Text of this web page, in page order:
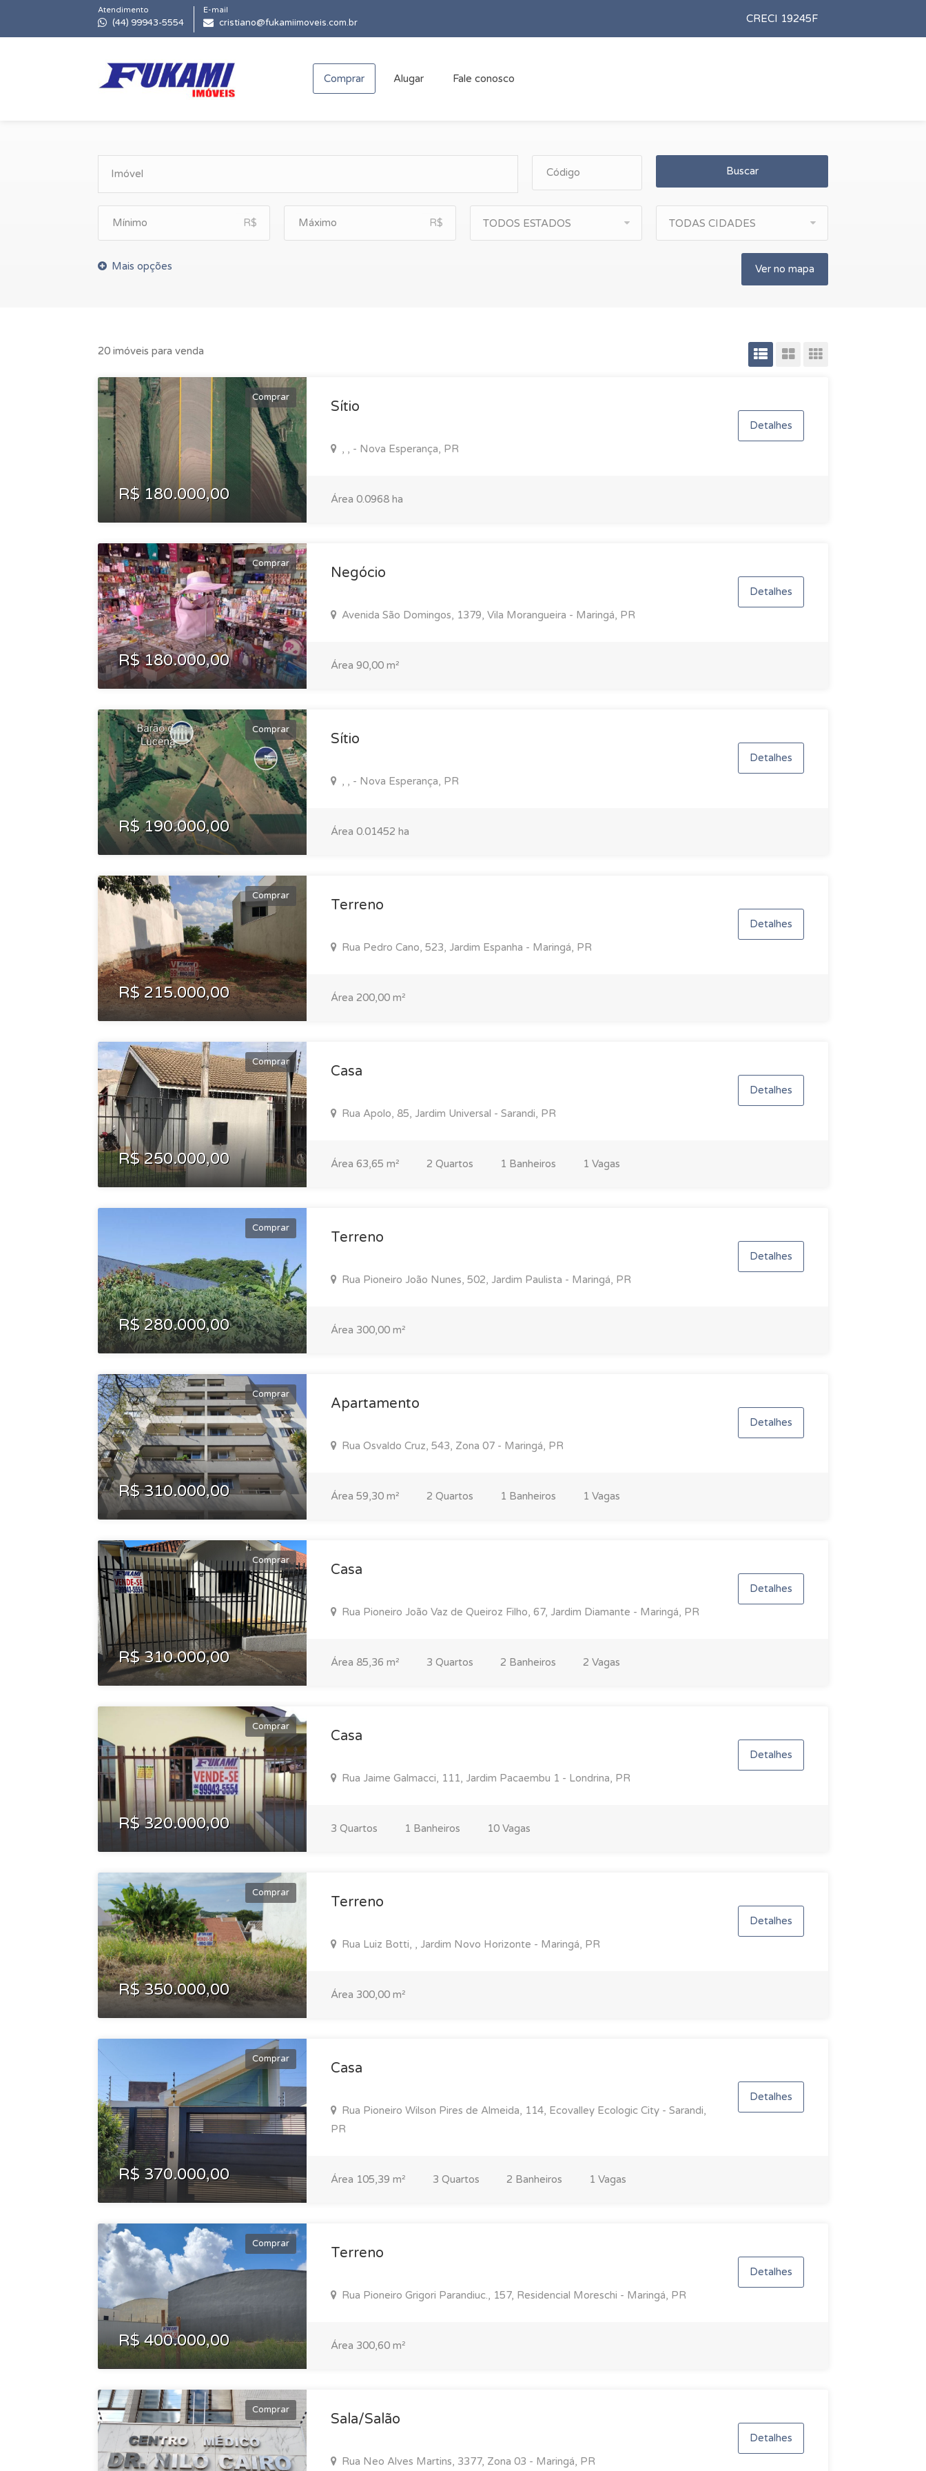
Atendimento
(44) 99943-5554
E-mail
cristiano@fukamiimoveis.com.br CRECI 19245F
Comprar Alugar Fale conosco
Buscar
R$ R$ TODOS ESTADOS TODAS CIDADES
Ver no mapa
20 imóveis para venda
Comprar
R$ 180.000,00
Sítio
, , - Nova Esperança, PR
Detalhes
Área 0.0968 ha
Comprar
R$ 180.000,00
Negócio
Avenida São Domingos, 1379, Vila Morangueira - Maringá, PR
Detalhes
Área 90,00 m²
Comprar
R$ 190.000,00
Sítio
, , - Nova Esperança, PR
Detalhes
Área 0.01452 ha
Comprar
R$ 215.000,00
Terreno
Rua Pedro Cano, 523, Jardim Espanha - Maringá, PR
Detalhes
Área 200,00 m²
Comprar
R$ 250.000,00
Casa
Rua Apolo, 85, Jardim Universal - Sarandi, PR
Detalhes
Área 63,65 m² 2 Quartos 1 Banheiros 1 Vagas
Comprar
R$ 280.000,00
Terreno
Rua Pioneiro João Nunes, 502, Jardim Paulista - Maringá, PR
Detalhes
Área 300,00 m²
Comprar
R$ 310.000,00
Apartamento
Rua Osvaldo Cruz, 543, Zona 07 - Maringá, PR
Detalhes
Área 59,30 m² 2 Quartos 1 Banheiros 1 Vagas
Comprar
R$ 310.000,00
Casa
Rua Pioneiro João Vaz de Queiroz Filho, 67, Jardim Diamante - Maringá, PR
Detalhes
Área 85,36 m² 3 Quartos 2 Banheiros 2 Vagas
Comprar
R$ 320.000,00
Casa
Rua Jaime Galmacci, 111, Jardim Pacaembu 1 - Londrina, PR
Detalhes
3 Quartos 1 Banheiros 10 Vagas
Comprar
R$ 350.000,00
Terreno
Rua Luiz Botti, , Jardim Novo Horizonte - Maringá, PR
Detalhes
Área 300,00 m²
Comprar
R$ 370.000,00
Casa
Rua Pioneiro Wilson Pires de Almeida, 114, Ecovalley Ecologic City - Sarandi,
PR
Detalhes
Área 105,39 m² 3 Quartos 2 Banheiros 1 Vagas
Comprar
R$ 400.000,00
Terreno
Rua Pioneiro Grigori Parandiuc., 157, Residencial Moreschi - Maringá, PR
Detalhes
Área 300,60 m²
Comprar
Sala/Salão
Rua Neo Alves Martins, 3377, Zona 03 - Maringá, PR
Detalhes